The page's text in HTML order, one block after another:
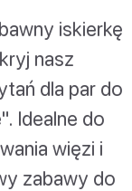
iskierkę
nasz
dla par do
Idealne do
więzi i
zabawy do